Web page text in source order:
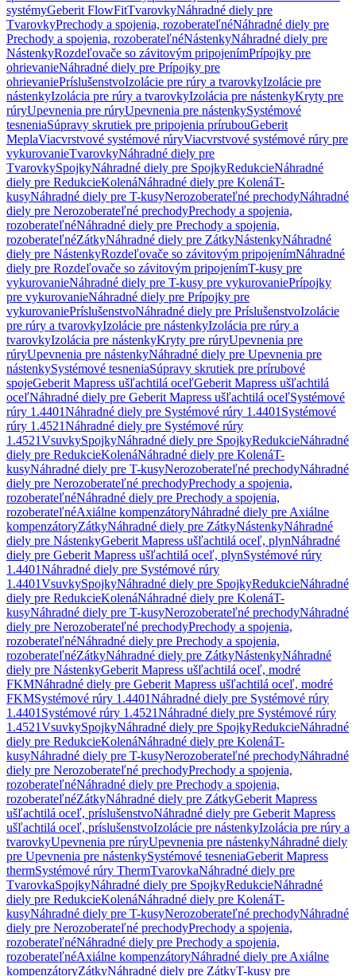
systémyGeberit FlowFitTvarovkyNáhradné diely pre
TvarovkyPrechody a spojenia, rozoberateľnéNáhradné diely pre
Prechody a spojenia, rozoberateľnéNástenkyNáhradné diely pre
NástenkyRozdeľovače so závitovým pripojenímPrípojky pre
ohrievanieNáhradné diely pre Prípojky pre
ohrievaniePríslušenstvoIzolácie pre rúry a tvarovkyIzolácie pre
nástenkyIzolácia pre rúry a tvarovkyIzolácia pre nástenkyKryty pre
rúryUpevnenia pre rúryUpevnenia pre nástenkySystémové
tesneniaSúpravy skrutiek pre pripojenia prírubouGeberit
MeplaViacvrstvové systémové rúryViacvrstvové systémové rúry pre
vykurovanieTvarovkyNáhradné diely pre
TvarovkySpojkyNáhradné diely pre SpojkyRedukcieNáhradné
diely pre RedukcieKolenáNáhradné diely pre KolenáT-
kusyNáhradné diely pre T-kusyNerozoberateľné prechodyNáhradné
diely pre Nerozoberateľné prechodyPrechody a spojenia,
rozoberateľnéNáhradné diely pre Prechody a spojenia,
rozoberateľnéZátkyNáhradné diely pre ZátkyNástenkyNáhradné
diely pre NástenkyRozdeľovače so závitovým pripojenímNáhradné
diely pre Rozdeľovače so závitovým pripojenímT-kusy pre
vykurovanieNáhradné diely pre T-kusy pre vykurovaniePrípojky
pre vykurovanieNáhradné diely pre Prípojky pre
vykurovaniePríslušenstvoNáhradné diely pre PríslušenstvoIzolácie
pre rúry a tvarovkyIzolácie pre nástenkyIzolácia pre rúry a
tvarovkyIzolácia pre nástenkyKryty pre rúryUpevnenia pre
rúryUpevnenia pre nástenkyNáhradné diely pre Upevnenia pre
nástenkySystémové tesneniaSúpravy skrutiek pre prírubové
spojeGeberit Mapress ušľachtilá oceľGeberit Mapress ušľachtilá
oceľNáhradné diely pre Geberit Mapress ušľachtilá oceľSystémové
rúry 1.4401Náhradné diely pre Systémové rúry 1.4401 Systémové
rúry 1.4521Náhradné diely pre Systémové rúry
1.4521VsuvkySpojkyNáhradné diely pre SpojkyRedukcieNáhradné
diely pre RedukcieKolenáNáhradné diely pre KolenáT-
kusyNáhradné diely pre T-kusyNerozoberateľné prechodyNáhradné
diely pre Nerozoberateľné prechodyPrechody a spojenia,
rozoberateľnéNáhradné diely pre Prechody a spojenia,
rozoberateľnéAxiálne kompenzátoryNáhradné diely pre Axiálne
kompenzátoryZátkyNáhradné diely pre ZátkyNástenkyNáhradné
diely pre NástenkyGeberit Mapress ušľachtilá oceľ, plynNáhradné
diely pre Geberit Mapress ušľachtilá oceľ, plynSystémové rúry
1.4401Náhradné diely pre Systémové rúry
1.4401VsuvkySpojkyNáhradné diely pre SpojkyRedukcieNáhradné
diely pre RedukcieKolenáNáhradné diely pre KolenáT-
kusyNáhradné diely pre T-kusyNerozoberateľné prechodyNáhradné
diely pre Nerozoberateľné prechodyPrechody a spojenia,
rozoberateľnéNáhradné diely pre Prechody a spojenia,
rozoberateľnéZátkyNáhradné diely pre ZátkyNástenkyNáhradné
diely pre NástenkyGeberit Mapress ušľachtilá oceľ, modré
FKMNáhradné diely pre Geberit Mapress ušľachtilá oceľ, modré
FKMSystémové rúry 1.4401Náhradné diely pre Systémové rúry
1.4401 Systémové rúry 1.4521Náhradné diely pre Systémové rúry
1.4521VsuvkySpojkyNáhradné diely pre SpojkyRedukcieNáhradné
diely pre RedukcieKolenáNáhradné diely pre KolenáT-
kusyNáhradné diely pre T-kusyNerozoberateľné prechodyNáhradné
diely pre Nerozoberateľné prechodyPrechody a spojenia,
rozoberateľnéNáhradné diely pre Prechody a spojenia,
rozoberateľnéZátkyNáhradné diely pre ZátkyGeberit Mapress
ušľachtilá oceľ, príslušenstvoNáhradné diely pre Geberit Mapress
ušľachtilá oceľ, príslušenstvoIzolácie pre nástenkyIzolácia pre rúry a
tvarovkyUpevnenia pre rúryUpevnenia pre nástenkyNáhradné diely
pre Upevnenia pre nástenkySystémové tesneniaGeberit Mapress
thermSystémové rúry ThermTvarovkaNáhradné diely pre
TvarovkaSpojkyNáhradné diely pre SpojkyRedukcieNáhradné
diely pre RedukcieKolenáNáhradné diely pre KolenáT-
kusyNáhradné diely pre T-kusyNerozoberateľné prechodyNáhradné
diely pre Nerozoberateľné prechodyPrechody a spojenia,
rozoberateľnéNáhradné diely pre Prechody a spojenia,
rozoberateľnéAxiálne kompenzátoryNáhradné diely pre Axiálne
kompenzátoryZátkyNáhradné diely pre ZátkyT-kusy pre